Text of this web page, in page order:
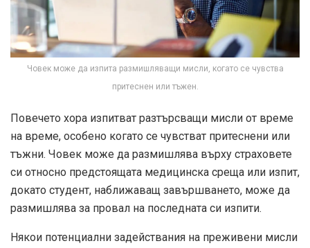
Човек може да изпита размишляващи мисли, когато се чувства
притеснен или тъжен.
Повечето хора изпитват разтърсващи мисли от време
на време, особено когато се чувстват притеснени или
тъжни. Човек може да размишлява върху страховете
си относно предстоящата медицинска среща или изпит,
докато студент, наближаващ завършването, може да
размишлява за провал на последната си изпити.
Някои потенциални задействания на преживени мисли